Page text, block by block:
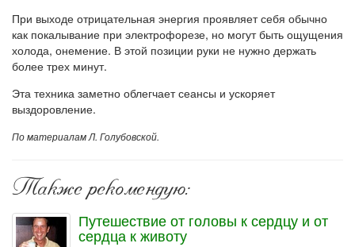
При выходе отрицательная энергия проявляет себя обычно
как покалывание при электрофорезе, но могут быть ощущения
холода, онемение. В этой позиции руки не нужно держать
более трех минут.
Эта техника заметно облегчает сеансы и ускоряет
выздоровление.
По материалам Л. Голубовской.
Также рекомендую:
Путешествие от головы к сердцу и от
сердца к животу